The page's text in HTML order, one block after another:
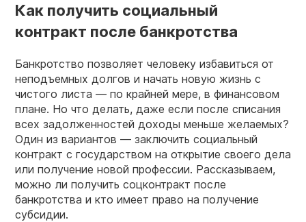
Как получить социальный
контракт после банкротства
Банкротство позволяет человеку избавиться от
неподъемных долгов и начать новую жизнь с
чистого листа — по крайней мере, в финансовом
плане. Но что делать, даже если после списания
всех задолженностей доходы меньше желаемых?
Один из вариантов — заключить социальный
контракт с государством на открытие своего дела
или получение новой профессии. Рассказываем,
можно ли получить соцконтракт после
банкротства и кто имеет право на получение
субсидии.